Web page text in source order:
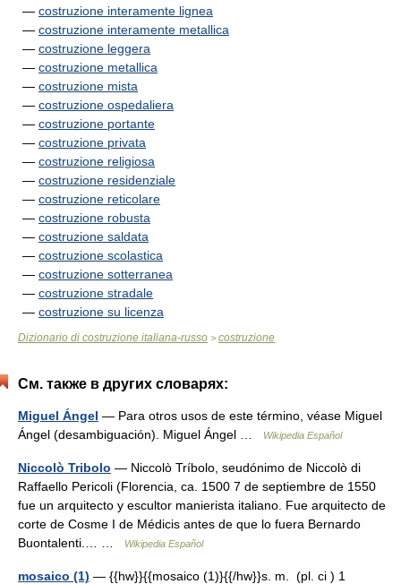
— costruzione interamente lignea
— costruzione interamente metallica
— costruzione leggera
— costruzione metallica
— costruzione mista
— costruzione ospedaliera
— costruzione portante
— costruzione privata
— costruzione religiosa
— costruzione residenziale
— costruzione reticolare
— costruzione robusta
— costruzione saldata
— costruzione scolastica
— costruzione sotterranea
— costruzione stradale
— costruzione su licenza
Dizionario di costruzione italiana-russo > costruzione
См. также в других словарях:
Miguel Ángel — Para otros usos de este término, véase Miguel
Ángel (desambiguación). Miguel Ángel …
Wikipedia Español
Niccolò Tribolo — Niccolò Tríbolo, seudónimo de Niccolò di
Raffaello Pericoli (Florencia, ca. 1500 7 de septiembre de 1550
fue un arquitecto y escultor manierista italiano. Fue arquitecto de
corte de Cosme I de Médicis antes de que lo fuera Bernardo
Buontalenti.… …
Wikipedia Español
mosaico (1) — {{hw}}{{mosaico (1)}{{/hw}}s. m. (pl. ci ) 1